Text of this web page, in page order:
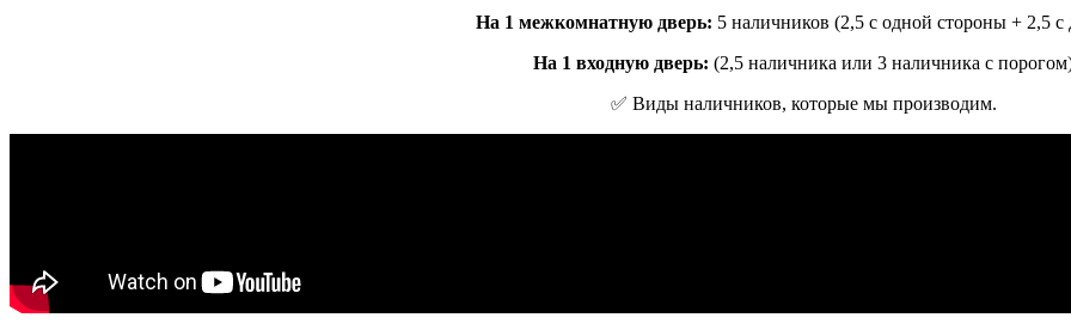
На 1 межкомнатную дверь: 5 наличников (2,5 с одной стороны + 2,5 с
На 1 входную дверь: (2,5 наличника или 3 наличника с
✅ Виды наличников, которые мы производим.